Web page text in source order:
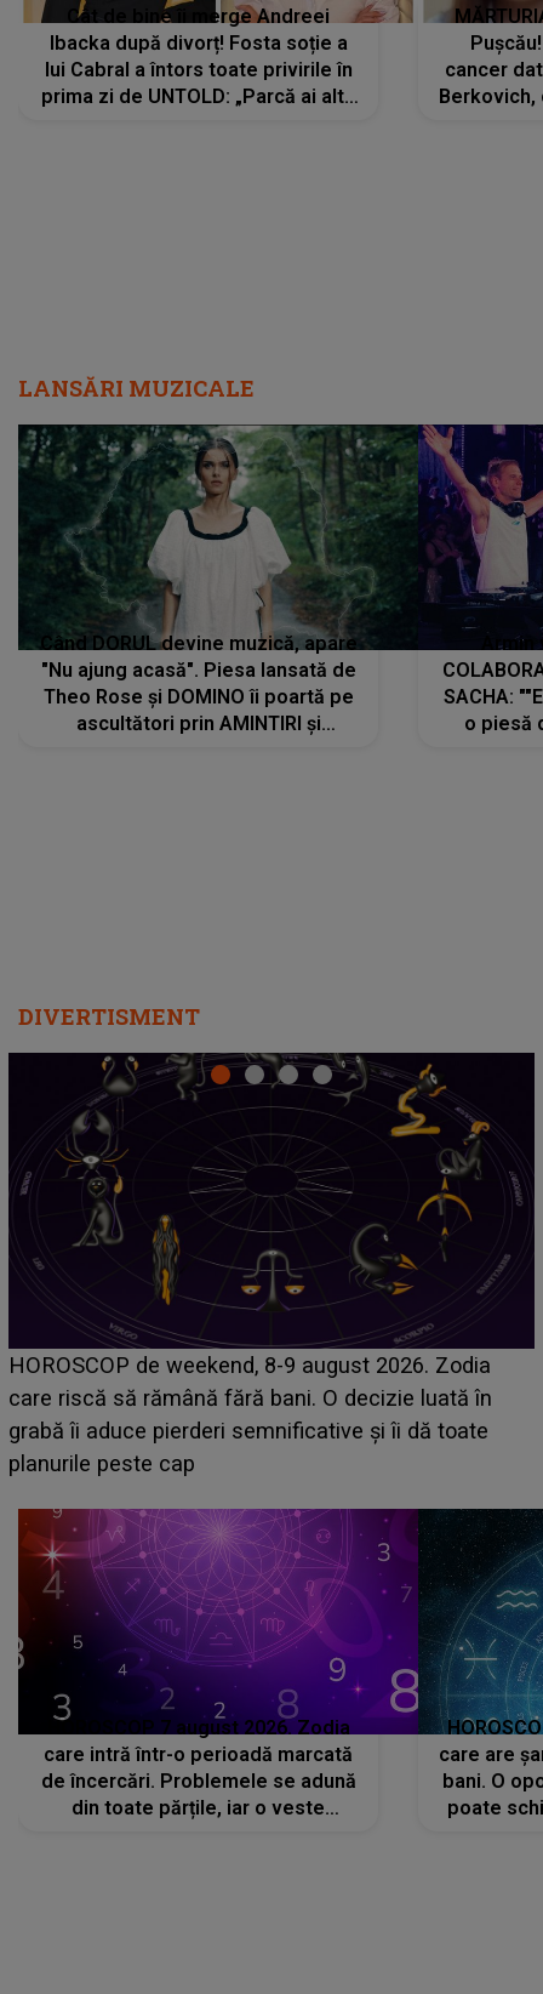
Cât de bine îi merge Andreei
Ibacka după divorț! Fosta soție a
lui Cabral a întors toate privirile în
prima zi de UNTOLD: „Parcă ai altă
cancer
Berkovich,
LANSĂRI MUZICALE
Când DORUL devine muzică, apare
"Nu ajung acasă". Piesa lansată de
Theo Rose și DOMINO îi poartă pe
ascultători prin AMINTIRI și
SACHA:
o piesă
DIVERTISMENT
Emanuel a ținut ACEST DETALIU ASCUNS până
acum! În fața Alexandrei, concurentul din Casa Iubirii
face o MĂRTURISIRE NEAȘTEPTATĂ despre mama
sa: "I-am spus și ei în față, eu nu te iubesc pentru
HOROSCOP 7 august 2026. Zodia
care intră într-o perioadă marcată
de încercări. Problemele se adună
din toate părțile, iar o veste
care are
bani. O
poate